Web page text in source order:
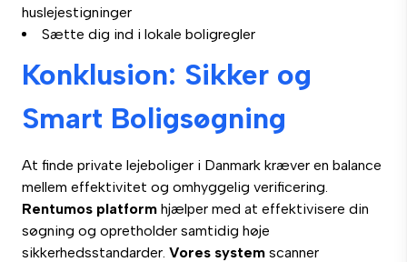
huslejestigninger
Sætte dig ind i lokale boligregler
Konklusion: Sikker og
Smart Boligsøgning
At finde private lejeboliger i Danmark kræver en balance
mellem effektivitet og omhyggelig verificering.
Rentumos platform hjælper med at effektivisere din
søgning og opretholder samtidig høje
sikkerhedsstandarder. Vores system scanner